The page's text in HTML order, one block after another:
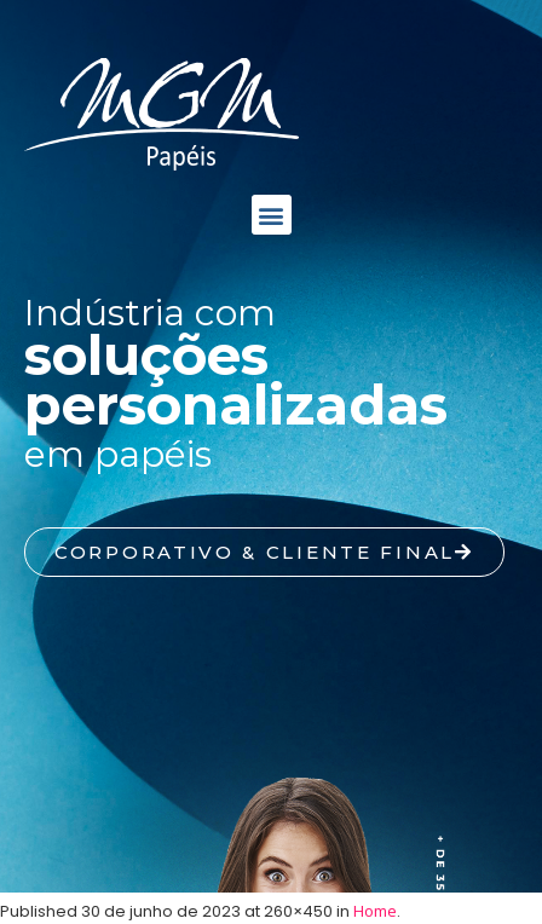
Indústria com
soluções
personalizadas
em papéis
CORPORATIVO & CLIENTE FINAL
Published 30 de junho de 2023 at 260×450 in Home.